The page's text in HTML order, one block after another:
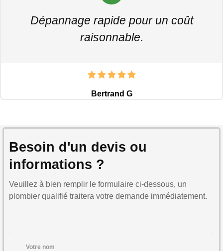
Dépannage rapide pour un coût
raisonnable.
Bertrand G
Besoin d'un devis ou
informations ?
Veuillez à bien remplir le formulaire ci-dessous, un
plombier qualifié traitera votre demande immédiatement.
Votre nom